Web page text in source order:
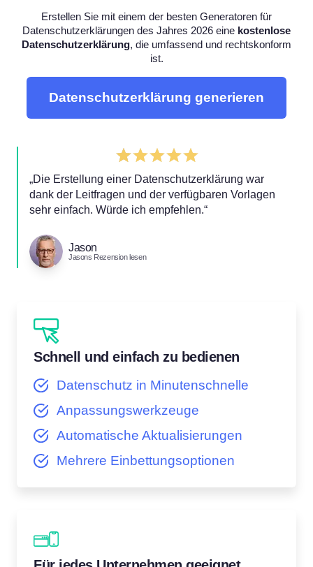
Erstellen Sie mit einem der besten Generatoren für
Datenschutzerklärungen des Jahres 2026 eine kostenlose
Datenschutzerklärung, die umfassend und rechtskonform
ist.
Datenschutzerklärung generieren
„Die Erstellung einer Datenschutzerklärung war
dank der Leitfragen und der verfügbaren Vorlagen
sehr einfach. Würde ich empfehlen.“
Jason
Jasons Rezension lesen
Schnell und einfach zu bedienen
Datenschutz in Minutenschnelle
Anpassungswerkzeuge
Automatische Aktualisierungen
Mehrere Einbettungsoptionen